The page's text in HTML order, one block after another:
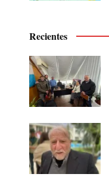
Recientes